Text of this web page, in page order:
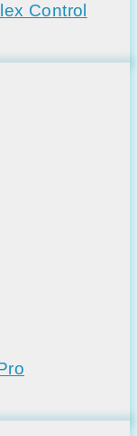
Control